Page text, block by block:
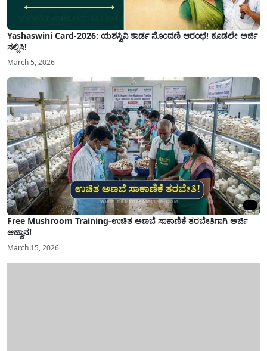
Yashaswini Card-2026: ಯಶಸ್ವಿನಿ ಕಾರ್ಡ ನೊಂದಣಿ ಆರಂಭ! ಕೂಡಲೇ ಅರ್ಜಿ
ಸಲ್ಲಿಸಿ!
March 5, 2026
Free Mushroom Training-ಉಚಿತ ಅಣಬೆ ಸಾಕಾಣಿಕೆ ತರಬೇತಿಗಾಗಿ ಅರ್ಜಿ
ಆಹ್ವಾನ!
March 15, 2026